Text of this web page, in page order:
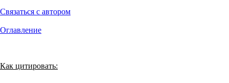
Связаться с автором
Оглавление
Как цитировать: